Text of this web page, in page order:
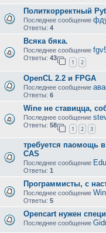
Политкорректный
Последнее сообщение
Ответы: 4
Всяка бяка.
Последнее сообщение
Ответы: 43
1 2
OpenCL 2.2 и FPGA
Последнее сообщение
Ответы: 6
Wine не ставицца,
Последнее сообщение
Ответы: 58
1 2 3
требуется паомощь
CAS
Последнее сообщение
Ответы: 1
Программисты, с
Последнее сообщение
Ответы: 5
Opencart нужен
Последнее сообщение